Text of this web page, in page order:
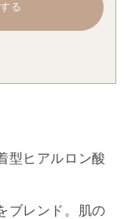
る
型ヒアルロン酸
ブレンド。肌の